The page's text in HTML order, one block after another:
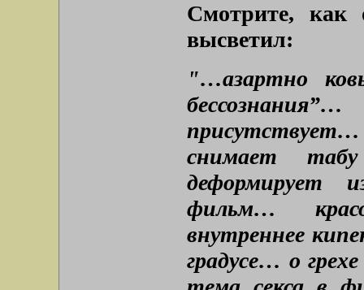
Смотрите, как
высветил:
"…азартно
снимает
деформирует
фильм…
внутреннее
градусе… о